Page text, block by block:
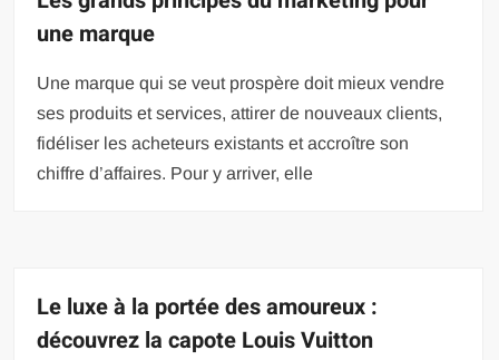
une marque
Une marque qui se veut prospère doit mieux vendre
ses produits et services, attirer de nouveaux clients,
fidéliser les acheteurs existants et accroître son
chiffre d’affaires. Pour y arriver, elle
Le luxe à la portée des amoureux :
découvrez la capote Louis Vuitton